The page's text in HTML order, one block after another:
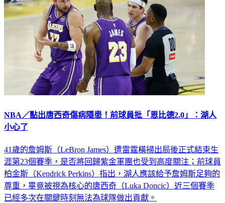
NBA／點出唐西奇傷病隱患！前球員批「恩比德2.0」：湖人
小心了
41歲的詹姆斯（LeBron James）遭雷霆橫掃出局後正式結束生
涯第23個賽季，是否將回歸紫金軍團也受到高度關注；前球員
柏金斯（Kendrick Perkins）指出，湖人應該給予詹姆斯足夠的
尊重，畢竟被視為核心的唐西奇（Luka Doncic）近三個賽季
已經多次在關鍵時刻無法為球隊做出貢獻。